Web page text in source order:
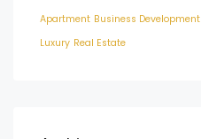
Apartment Business Development
Luxury Real Estate